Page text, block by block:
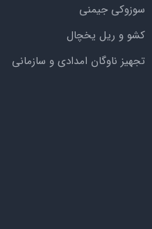
سوزوکی جیمنی
کشو و ریل یخچال
تجهیز ناوگان امدادی و سازمانی